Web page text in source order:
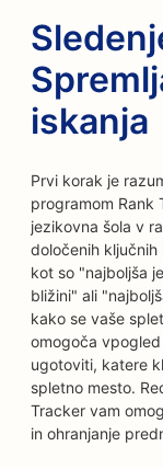
iskanja
Prvi korak je
programom Rank
jezikovna šola v
določenih
kot so "najboljša
bližini" ali
kako se vaše
omogoča
ugotoviti, katere
spletno mesto.
Tracker vam
in ohranjanje